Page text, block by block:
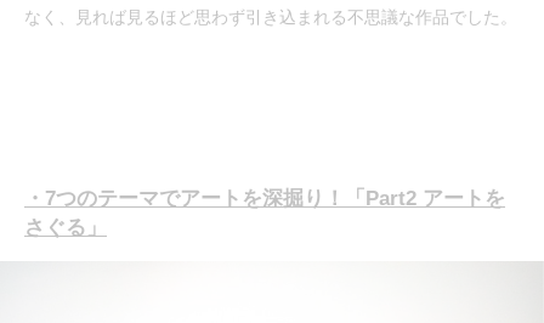
なく、見れば見るほど思わず引き込まれる不思議な作品でした。
・7つのテーマでアートを深掘り！「Part2 アートを
さぐる」